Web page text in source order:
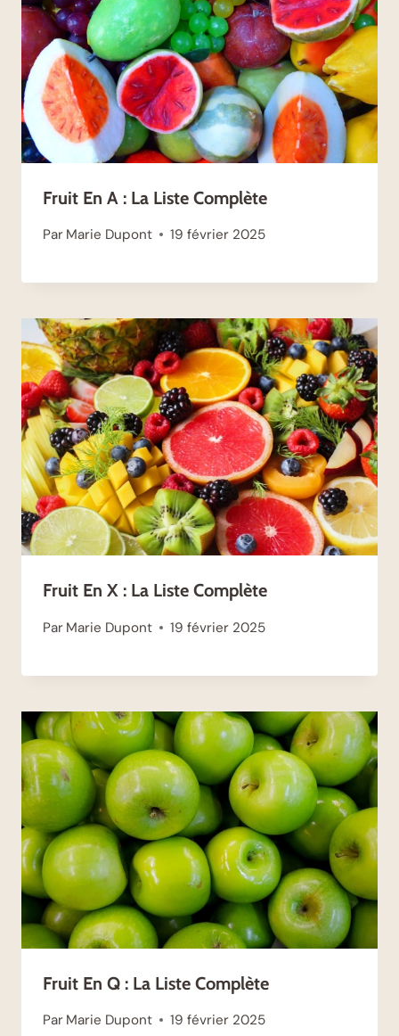
Fruit En A : La Liste Complète
Par Marie Dupont 19 février 2025
Fruit En X : La Liste Complète
Par Marie Dupont 19 février 2025
Fruit En Q : La Liste Complète
Par Marie Dupont 19 février 2025